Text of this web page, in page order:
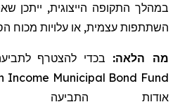
במהלך התקופה הייצוגית, ייתכן
השתתפות עצמית, או עלויות מכוח
מה הלאה: בכדי להצטרף
Income Municipal Bond Fund
אודות התביעה